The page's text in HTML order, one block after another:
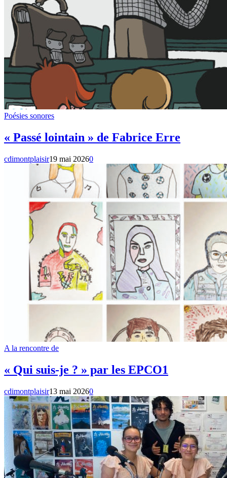
Poésies sonores
« Passé lointain » de Fabrice Erre
cdimontplaisir19 mai 20260
A la rencontre de
« Qui suis-je ? » par les EPCO1
cdimontplaisir13 mai 20260